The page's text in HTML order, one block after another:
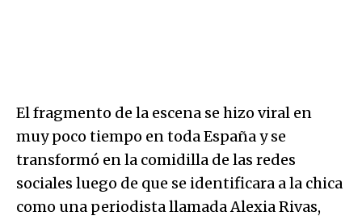
El fragmento de la escena se hizo viral en
muy poco tiempo en toda España y se
transformó en la comidilla de las redes
sociales luego de que se identificara a la chica
como una periodista llamada Alexia Rivas,